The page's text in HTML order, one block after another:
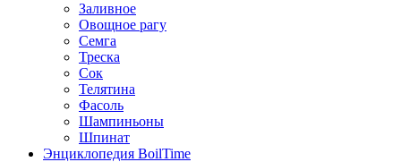
Заливное
Овощное рагу
Семга
Треска
Сок
Телятина
Фасоль
Шампиньоны
Шпинат
Энциклопедия BoilTime